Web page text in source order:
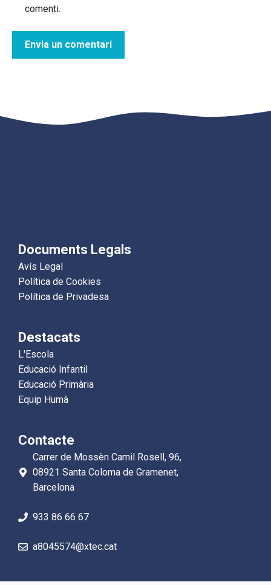
comenti.
Documents Legals
Avís Legal
Política de Cookies
Política de Privadesa
Destacats
L'Escola
Educació Infantil
Educació Primària
Equip Humà
Contacte
Carrer de Mossèn Camil Rosell, 96,
08921 Santa Coloma de Gramenet,
Barcelona
933 86 66 67
a8045574@xtec.cat